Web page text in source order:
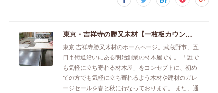
東京・吉祥寺の勝又木材【一枚板カウンター】
東京 吉祥寺勝又木材のホームページ。武蔵野市、五
日市街道沿いにある明治創業の材木屋です。 「誰で
も気軽に立ち寄れる材木屋」をコンセプトに、初め
ての方でも気軽に立ち寄れるよう木材や建材のガレ
ージセールを春と秋に行なっております。 また、通